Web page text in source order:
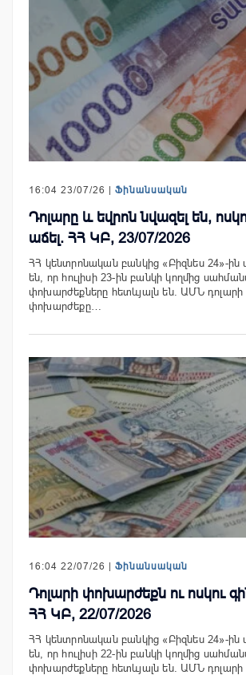
16:04 23/07/26 | Ֆինանսական
Դոլարը և եվրոն նվազել են,
աճել. ՀՀ ԿԲ, 23/07/2026
ՀՀ կենտրոնական բանկից «Բիզնես 24»-ին
են, որ հուլիսի 23-ին բանկի կողմից
փոխարժեքները հետևյալն են. ԱՄՆ դոլարի
փոխարժեքը…
16:04 22/07/26 | Ֆինանսական
Դոլարի փոխարժեքն ու ոսկու
ՀՀ ԿԲ, 22/07/2026
ՀՀ կենտրոնական բանկից «Բիզնես 24»-ին
են, որ հուլիսի 22-ին բանկի կողմից
փոխարժեքները հետևյալն են. ԱՄՆ դոլարի